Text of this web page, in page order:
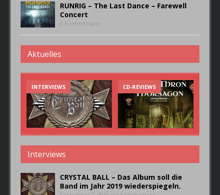
RUNRIG – The Last Dance – Farewell
Concert
0 Kommentare
Aktuelles
INTERVIEWS CD-REVIEWS
Interviews
CRYSTAL BALL – Das Album soll die
Band im Jahr 2019 wiederspiegeln.